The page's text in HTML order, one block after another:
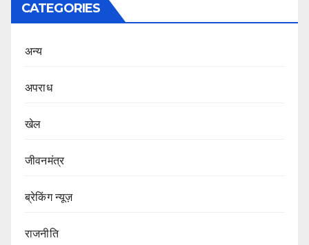
CATEGORIES
अन्य
अपराध
खेल
जीवनमंत्र
ब्रेकिंग न्यूज़
राजनीति